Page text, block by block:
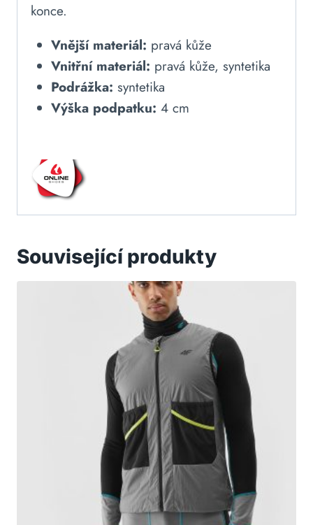
konce.
Vnější materiál: pravá kůže
Vnitřní materiál: pravá kůže, syntetika
Podrážka: syntetika
Výška podpatku: 4 cm
Související produkty